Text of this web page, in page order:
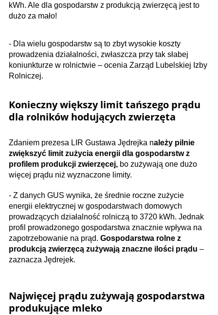
kWh. Ale dla gospodarstw z produkcją zwierzęcą jest to
dużo za mało!
- Dla wielu gospodarstw są to zbyt wysokie koszty
prowadzenia działalności, zwłaszcza przy tak słabej
koniunkturze w rolnictwie – ocenia Zarząd Lubelskiej Izby
Rolniczej.
Konieczny większy limit tańszego prądu
dla rolników hodujących zwierzęta
Zdaniem prezesa LIR Gustawa Jędrejka należy pilnie
zwiększyć limit zużycia energii dla gospodarstw z
profilem produkcji zwierzęcej, bo zużywają one dużo
więcej prądu niż wyznaczone limity.
- Z danych GUS wynika, że średnie roczne zużycie
energii elektrycznej w gospodarstwach domowych
prowadzących działalność rolniczą to 3720 kWh. Jednak
profil prowadzonego gospodarstwa znacznie wpływa na
zapotrzebowanie na prąd. Gospodarstwa rolne z
produkcją zwierzęcą zużywają znaczne ilości prądu –
zaznacza Jędrejek.
Najwięcej prądu zużywają gospodarstwa
produkujące mleko